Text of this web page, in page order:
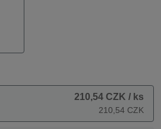
210,54 CZK / ks
210,54 CZK